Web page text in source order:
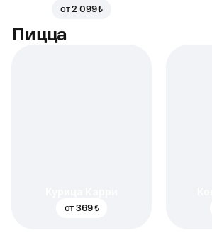
от2 099 ₺
Пицца
от369 ₺